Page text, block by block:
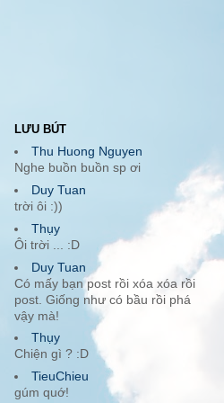
LƯU BÚT
Thu Huong Nguyen
Nghe buồn buồn sp ơi
Duy Tuan
trời ôi :))
Thụy
Ôi trời ... :D
Duy Tuan
Có mấy bạn post rồi xóa xóa rồi
post. Giống như có bầu rồi phá
vậy mà!
Thụy
Chiện gì ? :D
TieuChieu
gúm quớ!